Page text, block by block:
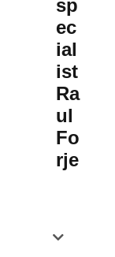
sp
ec
ial
ist
Ra
ul
Fo
rje